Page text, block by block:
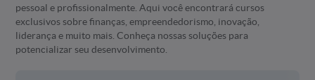
pessoal e profissionalmente. Aqui você encontrará cursos
exclusivos sobre finanças, empreendedorismo, inovação,
liderança e muito mais. Conheça nossas soluções para
potencializar seu desenvolvimento.